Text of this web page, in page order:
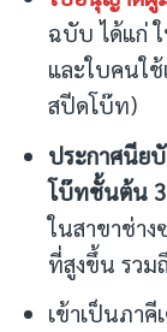
ฉบับ ได้แก่
และใบคนใช้
สปีดโบ๊ท)
ประกาศนีย
โบ๊ทชั้นต้น
ในสาขาช่าง
ที่สูงขึ้น รวม
เข้าเป็นภา